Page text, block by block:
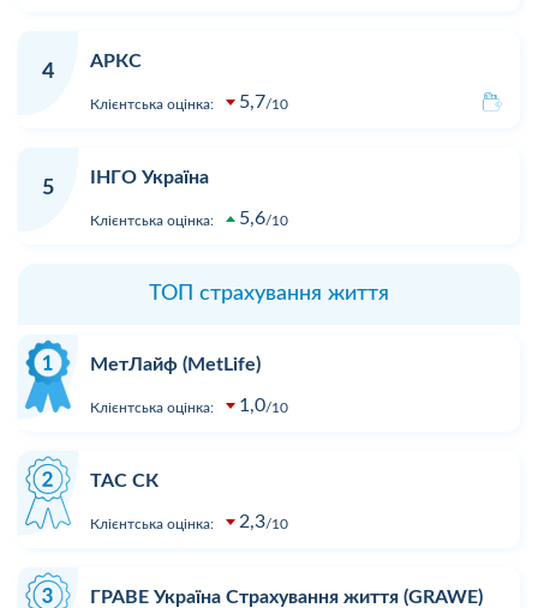
4
АРКС
Клієнтська оцінка: 5,7 10
5
ІНГО Україна
Клієнтська оцінка: 5,6 10
ТОП страхування життя
МетЛайф (MetLife)
Клієнтська оцінка: 1,0 10
ТАС СК
Клієнтська оцінка: 2,3 10
ГРАВЕ Україна Страхування життя (GRAWE)